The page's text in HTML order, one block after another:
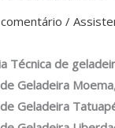
/
Técnica de
Geladeira Moema
Geladeira